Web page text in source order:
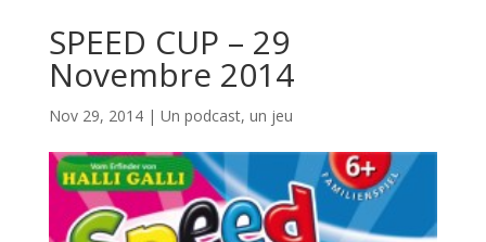
SPEED CUP – 29
Novembre 2014
Nov 29, 2014| Un podcast, un jeu